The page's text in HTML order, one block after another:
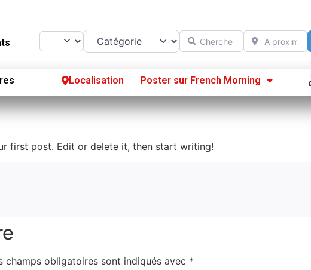
Select search type
Catégorie Chercher A proximité de
Localisation Poster sur French Morning
Se connecter
first post. Edit or delete it, then start writing!
champs obligatoires sont indiqués avec *